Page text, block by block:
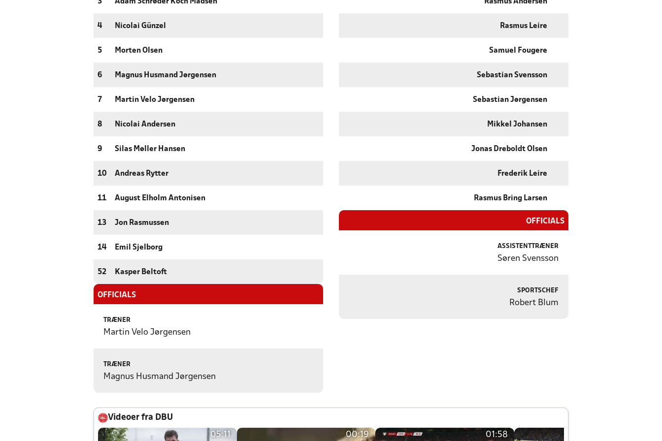
3 Adam Schrøder Koch Madsen
4 Nicolai Günzel
5 Morten Olsen
6 Magnus Husmand Jørgensen
7 Martin Velo Jørgensen
8 Nicolai Andersen
9 Silas Møller Hansen
10 Andreas Rytter
11 August Elholm Antonisen
13 Jon Rasmussen
14 Emil Sjelborg
52 Kasper Beltoft
OFFICIALS
TRÆNER
Martin Velo Jørgensen
TRÆNER
Magnus Husmand Jørgensen
Rasmus Andersen
Rasmus Leire
Samuel Fougere
Sebastian Svensson
Sebastian Jørgensen
Mikkel Johansen
Jonas Dreboldt Olsen
Frederik Leire
Rasmus Bring Larsen
OFFICIALS
ASSISTENTTRÆNER
Søren Svensson
SPORTSCHEF
Robert Blum
Videoer fra DBU
05:11 00:19 01:58